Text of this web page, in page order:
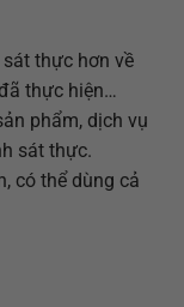
thực hơn về
thực hiện…
phẩm, dịch vụ
sát thực.
có thể dùng cả